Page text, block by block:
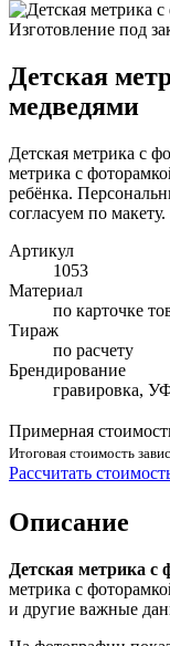
Изготовление под
Детская
медведями
Детская метрика с
метрика с
ребёнка.
согласуем по макету.
Артикул
1053
Материал
по карточке
Тираж
по расчету
Брендирование
гравировка,
Примерная
Итоговая стоимость
Рассчитать
Описание
Детская метрика с
метрика с
и другие важные